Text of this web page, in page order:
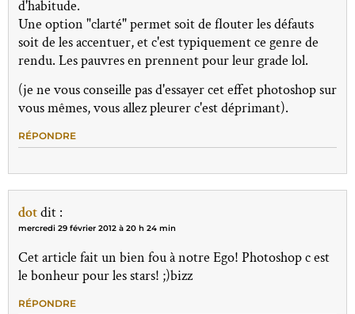
d'habitude.
Une option "clarté" permet soit de flouter les défauts
soit de les accentuer, et c'est typiquement ce genre de
rendu. Les pauvres en prennent pour leur grade lol.
(je ne vous conseille pas d'essayer cet effet photoshop sur
vous mêmes, vous allez pleurer c'est déprimant).
RÉPONDRE
dotdit :
mercredi 29 février 2012 à 20 h 24 min
Cet article fait un bien fou à notre Ego! Photoshop c est
le bonheur pour les stars! ;)bizz
RÉPONDRE